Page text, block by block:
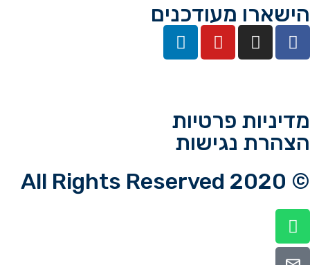
הישארו מעודכנים
מדיניות פרטיות
הצהרת נגישות
© 2020 All Rights Reserved